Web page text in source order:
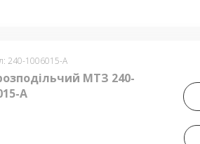
240-1006015-А
МТЗ 240-
А